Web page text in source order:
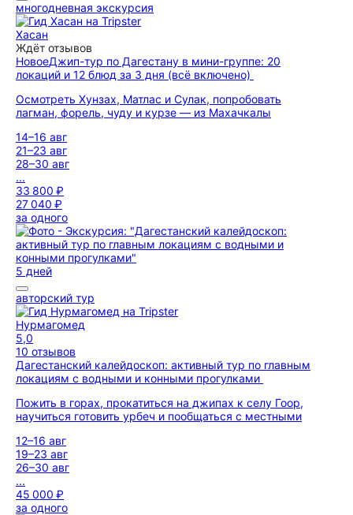
многодневная экскурсия
Хасан
Ждёт отзывов
НовоеДжип-тур по Дагестану в мини-группе: 20
локаций и 12 блюд за 3 дня (всё включено)
Осмотреть Хунзах, Матлас и Сулак, попробовать
лагман, форель, чуду и курзе — из Махачкалы
14–16 авг
21–23 авг
28–30 авг
...
33 800 ₽
27 040 ₽
за одного
5 дней
авторский тур
Нурмагомед
5,0
10 отзывов
Дагестанский калейдоскоп: активный тур по главным
локациям с водными и конными прогулками
Пожить в горах, прокатиться на джипах к селу Гоор,
научиться готовить урбеч и пообщаться с местными
12–16 авг
19–23 авг
26–30 авг
...
45 000 ₽
за одного